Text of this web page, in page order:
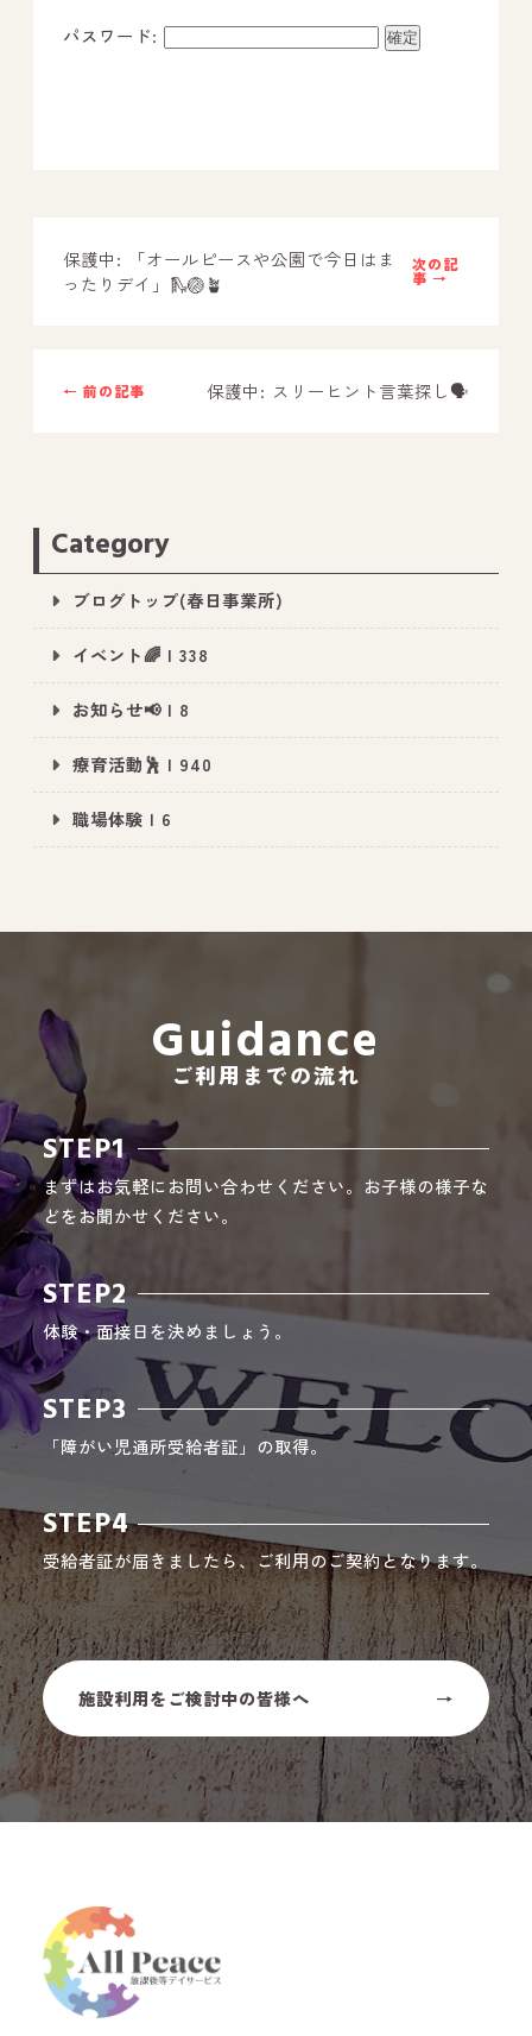
－ オールピース福津事業所
スタッフブログ
－ 春日事業所のブログ
－ 鳥栖事業所のブログ
All Peace｜オールピース
Instagram 事業所紹介動画
CEO BLOG
パスワード:
次の記
事 →
保護中: 「オールピースや公園で今日はま
ったりデイ」🛝🏐🪴
← 前の記事 保護中: スリーヒント言葉探し🗣️
Category
ブログトップ(春日事業所)
イベント🌈 | 338
お知らせ📢 | 8
療育活動🕺 | 940
職場体験 | 6
Guidance
ご利用までの流れ
STEP1
まずはお気軽にお問い合わせください。お子様の様子な
どをお聞かせください。
STEP2
体験・面接日を決めましょう。
STEP3
「障がい児通所受給者証」の取得。
STEP4
受給者証が届きましたら、ご利用のご契約となります。
施設利用をご検討中の皆様へ